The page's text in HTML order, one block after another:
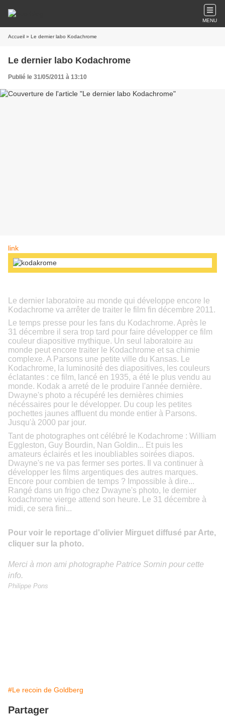
MENU
Accueil » Le dernier labo Kodachrome
Le dernier labo Kodachrome
Publié le 31/05/2011 à 13:10
link
Le dernier laboratoire au monde qui développe encore le
Kodachrome va arrêter de traiter le film fin décembre 2011.
Le temps presse pour les fans du Kodachrome. Après le
31 décembre il sera trop tard pour faire développer ce film
couleur diapositive mythique. Un seul laboratoire au
monde peut encore traiter le Kodachrome et sa chimie
complexe. A Parsons une petite ville du Kansas. Le
Kodachrome, la luminosité des diapositives, les couleurs
éclatantes : ce film, lancé en 1935, a été le plus vendu au
monde. Kodak a arreté de le produire l'année dernière.
Dwayne's photo a récupéré les dernières chimies
nécéssaires pour le développer. Du coup les petites
pochettes jaunes affluent du monde entier à Parsons.
Jusqu'à 2000 par jour.
Tant de photographes ont célébré le Kodachrome : William
Eggleston, Guy Bourdin, Nan Goldin... Et puis les
amateurs éclairés et les inoubliables soirées diapos.
Dwayne's ne va pas fermer ses portes. Il va continuer à
développer les films argentiques des autres marques.
Encore pour combien de temps ? Impossible à dire...
Rangé dans un frigo chez Dwayne's photo, le dernier
kodachrome vierge attend son heure. Le 31 décembre à
midi, ce sera fini...
Pour voir le reportage d'olivier Mirguet diffusé par Arte,
cliquer sur la photo.
Merci à mon ami photographe Patrice Sornin pour cette
info.
Philippe Pons
#Le recoin de Goldberg
Partager